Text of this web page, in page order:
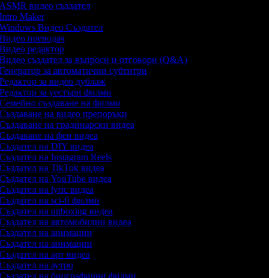
видео създател
Maker
Видео Създател
преводач
редактор
създател за въпроси и отговори (Q&A)
за автоматични субтитри
за видео дублаж
за уестърн филми
създаване на филми
на видео препоръки
на градинарски видеа
на фен видеа
на DIY видеа
на Instagram Reels
на TikTok видеа
на YouTube видеа
на lyric видеа
на sci-fi филми
на unboxing видеа
на автомобилни видеа
на анимации
на анимации
на арт видеа
на аутро